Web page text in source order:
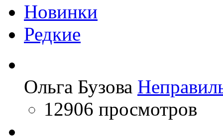
Новинки
Редкие
Ольга Бузова
12906 просмотров